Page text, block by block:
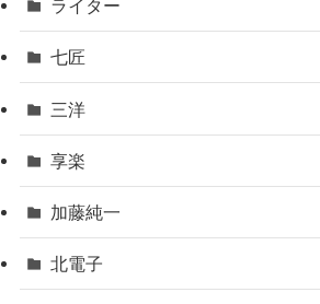
ライター
七匠
三洋
享楽
加藤純一
北電子